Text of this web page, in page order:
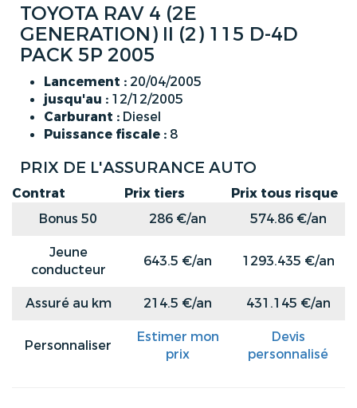
TOYOTA RAV 4 (2E
GENERATION) II (2) 115 D-4D
PACK 5P 2005
Lancement : 20/04/2005
jusqu'au : 12/12/2005
Carburant : Diesel
Puissance fiscale : 8
PRIX DE L'ASSURANCE AUTO
Contrat Prix tiers
Prix tous risque
Bonus 50
286 €/an
574.86 €/an
Jeune
conducteur
643.5 €/an 1293.435 €/an
Assuré au km 214.5 €/an 431.145 €/an
Personnaliser
Estimer mon
prix
Devis
personnalisé